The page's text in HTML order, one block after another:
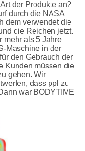
der Produkte an?
durch die NASA
dem verwendet die
die Reichen jetzt.
mehr als 5 Jahre
Maschine in der
den Gebrauch der
Kunden müssen die
gehen. Wir
dass ppl zu
war BODYTIME